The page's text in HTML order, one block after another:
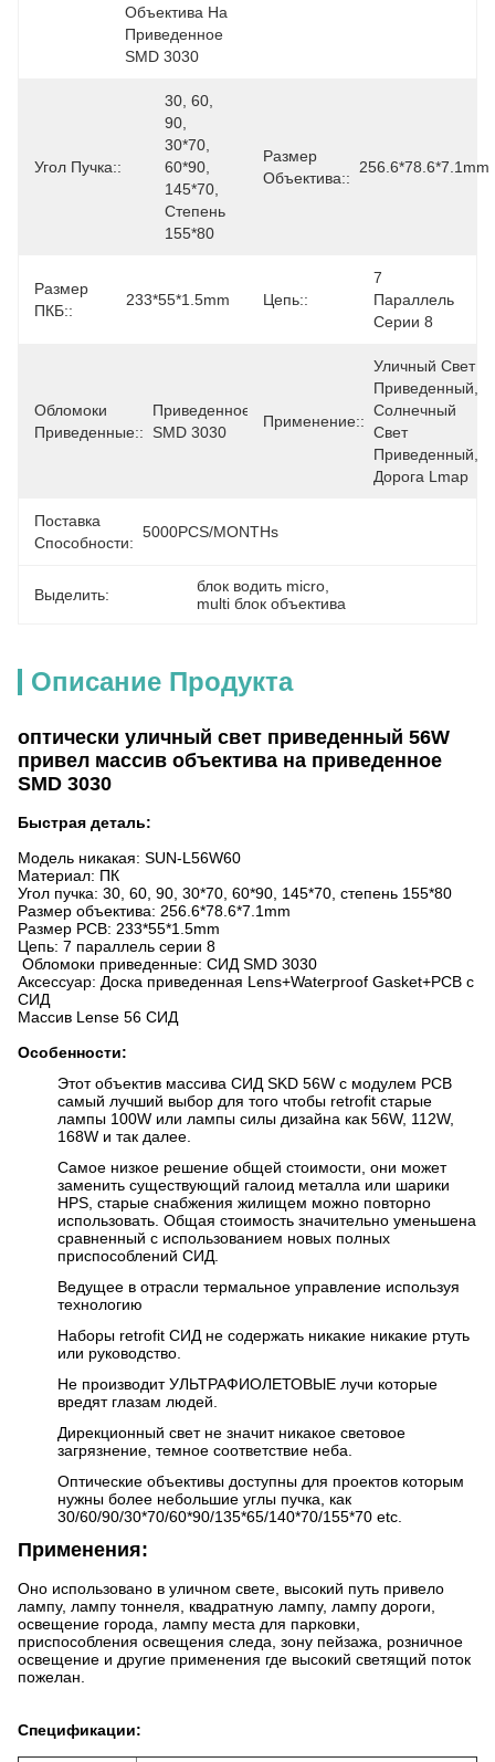
Объектива На
Приведенное
SMD 3030
Угол Пучка::
30, 60,
90,
30*70,
60*90,
145*70,
Степень
155*80
Размер
Объектива::
256.6*78.6*7.1mm
Размер
ПКБ::
233*55*1.5mm Цепь::
7
Параллель
Серии 8
Обломоки
Приведенные::
Приведенное
SMD 3030
Применение::
Уличный Свет
Приведенный,
Солнечный
Свет
Приведенный,
Дорога Lmap
Поставка
Способности:
5000PCS/MONTHs
Выделить: блок водить micro
multi блок объектива
Описание Продукта
оптически уличный свет приведенный 56W
привел массив объектива на приведенное
SMD 3030
Быстрая деталь:
Модель никакая: SUN-L56W60
Материал: ПК
Угол пучка: 30, 60, 90, 30*70, 60*90, 145*70, степень 155*80
Размер объектива: 256.6*78.6*7.1mm
Размер PCB: 233*55*1.5mm
Цепь: 7 параллель серии 8
Обломоки приведенные: СИД SMD 3030
Аксессуар: Доска приведенная Lens+Waterproof Gasket+PCB с
СИД
Массив Lense 56 СИД
Особенности:
Этот объектив массива СИД SKD 56W с модулем PCB
самый лучший выбор для того чтобы retrofit старые
лампы 100W или лампы силы дизайна как 56W, 112W,
168W и так далее.
Самое низкое решение общей стоимости, они может
заменить существующий галоид металла или шарики
HPS, старые снабжения жилищем можно повторно
использовать. Общая стоимость значительно уменьшена
сравненный с использованием новых полных
приспособлений СИД.
Ведущее в отрасли термальное управление используя
технологию
Наборы retrofit СИД не содержать никакие никакие ртуть
или руководство.
Не производит УЛЬТРАФИОЛЕТОВЫЕ лучи которые
вредят глазам людей.
Дирекционный свет не значит никакое световое
загрязнение, темное соответствие неба.
Оптические объективы доступны для проектов которым
нужны более небольшие углы пучка, как
30/60/90/30*70/60*90/135*65/140*70/155*70 etc.
Применения:
Оно использовано в уличном свете, высокий путь привело
лампу, лампу тоннеля, квадратную лампу, лампу дороги,
освещение города, лампу места для парковки,
приспособления освещения следа, зону пейзажа, розничное
освещение и другие применения где высокий светящий поток
пожелан.
Спецификации: